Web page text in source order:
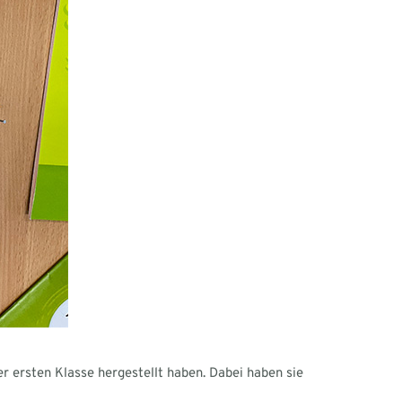
ersten Klasse hergestellt haben. Dabei haben sie